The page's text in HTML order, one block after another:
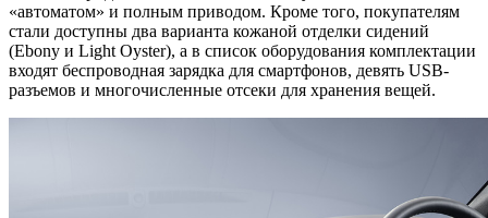
«автоматом» и полным приводом. Кроме того, покупателям
стали доступны два варианта кожаной отделки сидений
(Ebony и Light Oyster), а в список оборудования комплектации
входят беспроводная зарядка для смартфонов, девять USB-
разъемов и многочисленные отсеки для хранения вещей.